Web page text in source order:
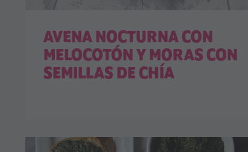
AVENA NOCTURNA CON
MELOCOTÓN Y MORAS CON
SEMILLAS DE CHÍA